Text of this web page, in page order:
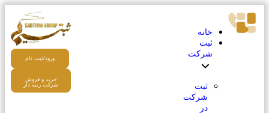
خانه
ثبت
شرکت
ثبت
شرکت
در
ورود/ثبت نام
خرید و فروش
شرکت رتبه دار